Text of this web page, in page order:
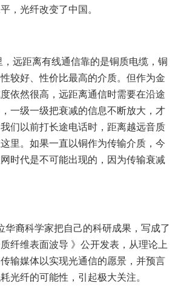
，光纤改变了中国。
较好、性价比最高的介质。但作为金
依然很高，远距离通信时需要在沿途
一级一级把衰减的信息不断放大，才
们以前打长途电话时，距离越远音质
里。如果一直以铜作为传输介质，今
时代是不可能出现的，因为传输衰减
纤维表面波导 》公开发表，从理论上
输媒体以实现光通信的愿景，并预言
光纤的可能性，引起极大关注。